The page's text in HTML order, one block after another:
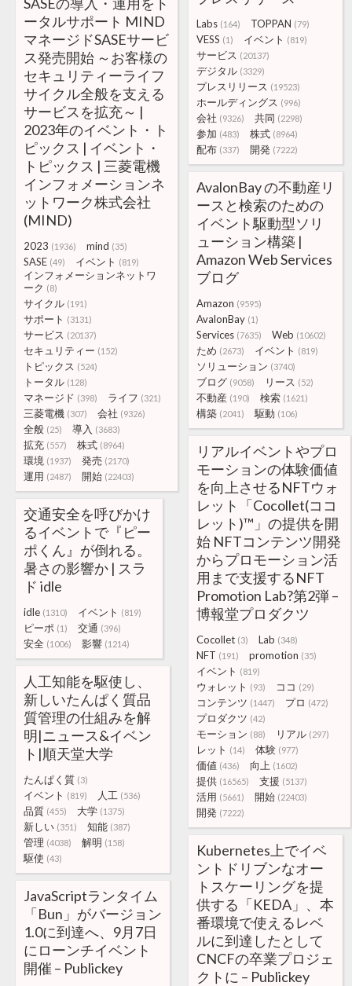
Labs (164) TOPPAN (79)
VESS (1) イベント (819)
サービス (20137)
デジタル (3329)
プレスリリース (19523)
ホールディングス (996)
会社 (9326) 共同 (2298)
参加 (483) 株式 (8964)
配布 (337) 開発 (7222)
ータルサポート MIND
マネージドSASEサービ
ス発売開始 ～お客様の
セキュリティーライフ
サイクル全般を支える
サービスを拡充～ |
2023年のイベント・ト
ピックス | イベント・
トピックス | 三菱電機
インフォメーションネ
ットワーク株式会社
(MIND)
2023 (1936) mind (35)
SASE (49) イベント (819)
インフォメーションネットワ
ーク (8)
サイクル (191)
サポート (3131)
サービス (20137)
セキュリティー (152)
トピックス (524)
トータル (128)
マネージド (398) ライフ (321)
三菱電機 (307) 会社 (9326)
全般 (25) 導入 (3683)
拡充 (557) 株式 (8964)
環境 (1937) 発売 (2170)
運用 (2487) 開始 (22403)
AvalonBay の不動産リ
ースと検索のための
イベント駆動型ソリ
ューション構築 |
Amazon Web Services
ブログ
Amazon (9595)
AvalonBay (1)
Services (7635) Web (10602)
ため (2673) イベント (819)
ソリューション (3740)
ブログ (9058) リース (52)
不動産 (190) 検索 (1621)
構築 (2041) 駆動 (106)
リアルイベントやプロ
モーションの体験価値
を向上させるNFTウォ
レット「Cocollet(ココ
レット)™」の提供を開
始 NFTコンテンツ開発
からプロモーション活
用まで支援するNFT
Promotion Lab?第2弾 –
博報堂プロダクツ
Cocollet (3) Lab (348)
NFT (191) promotion (35)
イベント (819)
ウォレット (93) ココ (29)
コンテンツ (1447) プロ (472)
プロダクツ (42)
モーション (88) リアル (297)
レット (14) 体験 (977)
価値 (436) 向上 (1602)
提供 (16565) 支援 (5137)
活用 (5661) 開始 (22403)
開発 (7222)
交通安全を呼びかけ
るイベントで『ピー
ポくん』が倒れる。
暑さの影響か | スラ
ド idle
idle (1310) イベント (819)
ピーポ (1) 交通 (396)
安全 (1006) 影響 (1214)
人工知能を駆使し、
新しいたんぱく質品
質管理の仕組みを解
明|ニュース&イベン
ト|順天堂大学
たんぱく質 (3)
イベント (819) 人工 (536)
品質 (455) 大学 (1375)
新しい (351) 知能 (387)
管理 (4038) 解明 (158)
駆使 (43)
Kubernetes上でイベ
ントドリブンなオー
トスケーリングを提
供する「KEDA」、本
番環境で使えるレベ
ルに到達したとして
CNCFの卒業プロジェ
クトに – Publickey
JavaScriptランタイム
「Bun」がバージョン
1.0に到達へ、9月7日
にローンチイベント
開催 – Publickey